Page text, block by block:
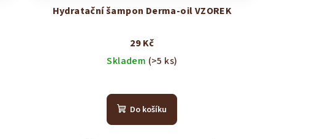
Hydratační šampon Derma-oil VZOREK
29 Kč
Skladem (>5 ks)
hodnocení
produktu
je
Do košíku